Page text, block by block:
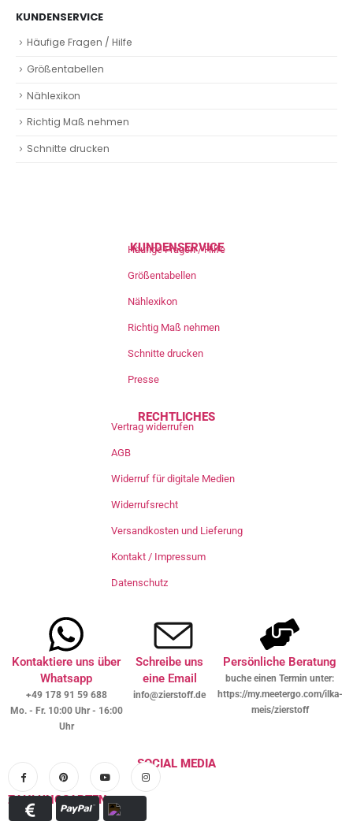
KUNDENSERVICE
Häufige Fragen / Hilfe
Größentabellen
Nählexikon
Richtig Maß nehmen
Schnitte drucken
KUNDENSERVICE
Häufige Fragen / Hilfe
Größentabellen
Nählexikon
Richtig Maß nehmen
Schnitte drucken
Presse
RECHTLICHES
Vertrag widerrufen
AGB
Widerruf für digitale Medien
Widerrufsrecht
Versandkosten und Lieferung
Kontakt / Impressum
Datenschutz
Kontaktiere uns über
Whatsapp
+49 178 91 59 688
Mo. - Fr. 10:00 Uhr - 16:00
Uhr
Schreibe uns
eine Email
info@zierstoff.de
Persönliche Beratung
buche einen Termin unter:
https://my.meetergo.com/ilka-
meis/zierstoff
SOCIAL MEDIA
ZAHLUNGSARTEN